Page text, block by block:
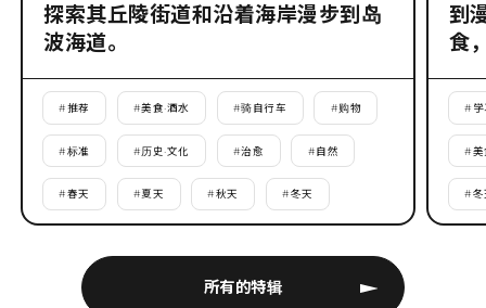
所有的特辑
探索其丘陵街道和沿着海岸漫步到岛
波海道。
#推荐 #美食·酒水 #骑自行车 #购物
#标准 #历史·文化 #治愈 #自然
#春天 #夏天 #秋天 #冬天
到
食
# 学
#美
#冬